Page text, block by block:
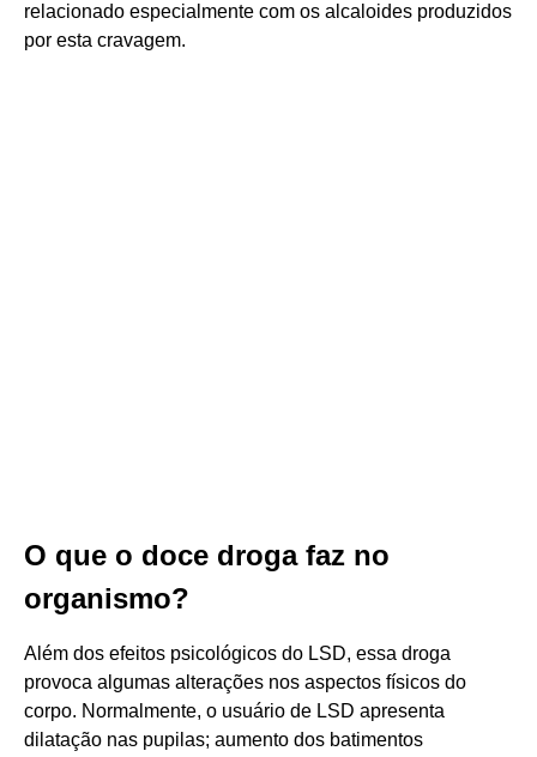
relacionado especialmente com os alcaloides produzidos
por esta cravagem.
O que o doce droga faz no
organismo?
Além dos efeitos psicológicos do LSD, essa droga
provoca algumas alterações nos aspectos físicos do
corpo. Normalmente, o usuário de LSD apresenta
dilatação nas pupilas; aumento dos batimentos